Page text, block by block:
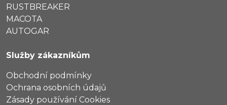
RUSTBREAKER
MACOTA
AUTOGAR
Služby zákazníkům
Obchodní podmínky
Ochrana osobních údajů
Zásady používání Cookies